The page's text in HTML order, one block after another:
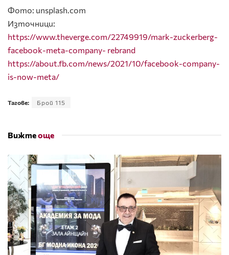
Фото: unsplash.com
Източници:
https://www.theverge.com/22749919/mark-zuckerberg-
facebook-meta-company- rebrand
https://about.fb.com/news/2021/10/facebook-company-
is-now-meta/
Тагове: Брой 115
Вижтеоще